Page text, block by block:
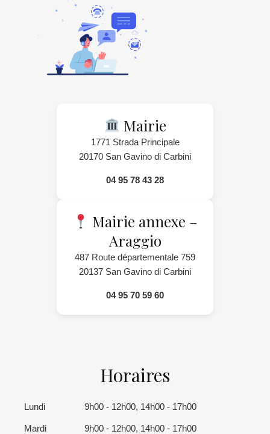
Mairie
1771 Strada Principale
20170 San Gavino di Carbini
04 95 78 43 28
Mairie annexe –
Araggio
487 Route départementale 759
20137 San Gavino di Carbini
04 95 70 59 60
Horaires
Lundi 9h00 - 12h00, 14h00 - 17h00
Mardi 9h00 - 12h00, 14h00 - 17h00